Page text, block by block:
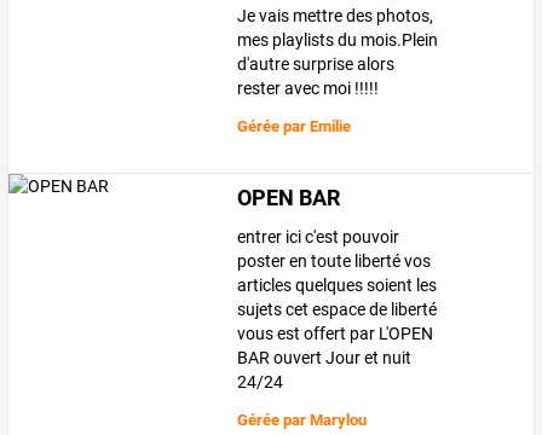
Je vais mettre des photos,
mes playlists du mois.Plein
d'autre surprise alors
rester avec moi !!!!!
Gérée parEmilie
OPEN BAR
entrer ici c'est pouvoir
poster en toute liberté vos
articles quelques soient les
sujets cet espace de liberté
vous est offert par L'OPEN
BAR ouvert Jour et nuit
24/24
Gérée parMarylou